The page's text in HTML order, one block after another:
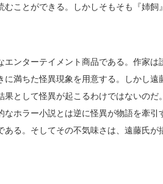
ことができる。しかしそもそも『姉飼
ンターテイメント商品である。作家
に満ちた怪異現象を用意する。しかし
果として怪異が起こるわけではないの
なホラー小説とは逆に怪異が物語を牽
ある。そしてその不気味さは、遠藤氏